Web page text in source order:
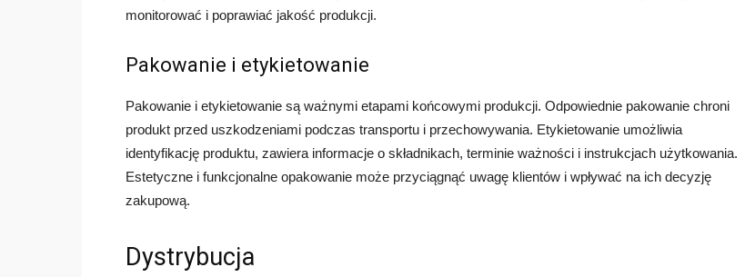
monitorować i poprawiać jakość produkcji.
Pakowanie i etykietowanie
Pakowanie i etykietowanie są ważnymi etapami końcowymi produkcji. Odpowiednie pakowanie chroni
produkt przed uszkodzeniami podczas transportu i przechowywania. Etykietowanie umożliwia
identyfikację produktu, zawiera informacje o składnikach, terminie ważności i instrukcjach użytkowania.
Estetyczne i funkcjonalne opakowanie może przyciągnąć uwagę klientów i wpływać na ich decyzję
zakupową.
Dystrybucja